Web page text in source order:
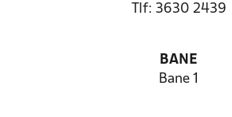
Tlf: 3630 2439
BANE
Bane 1